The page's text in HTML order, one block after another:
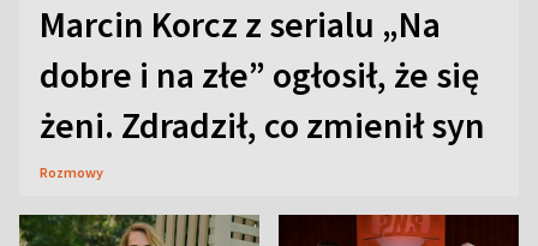
Marcin Korcz z serialu „Na
dobre i na złe” ogłosił, że się
żeni. Zdradził, co zmienił syn
Rozmowy